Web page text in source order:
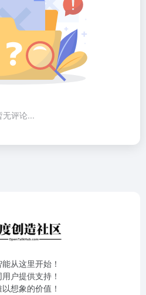
无评论...
从这里开始！
户提供支持！
想象的价值！